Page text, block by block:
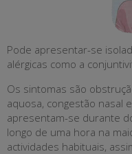
Pode apresentar-se
alérgicas como a
Os sintomas são
aquosa, congestão nasal
apresentam-se durante
longo de uma hora na
actividades habituais,